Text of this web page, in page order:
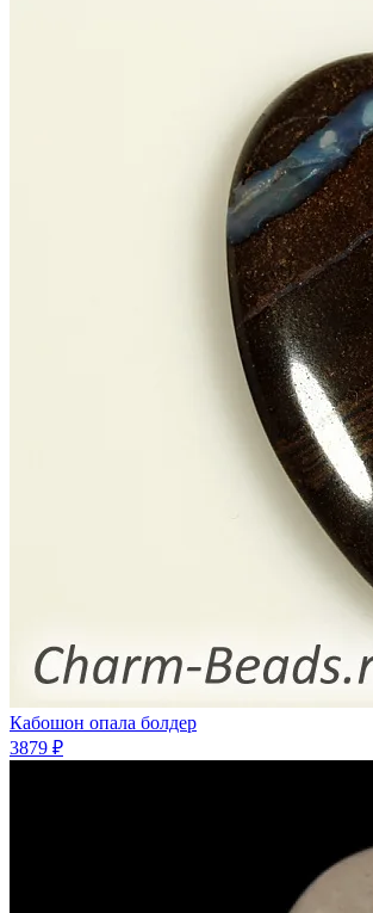
Кабошон опала болдер
3879 ₽